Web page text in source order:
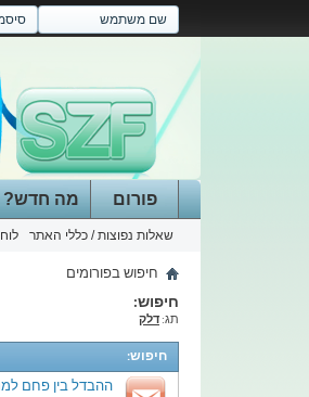
פורום
שאלות נפוצות / כללי האתר
מה חדש?
חיפוש בפורומים
חיפוש:
תג: דלק
חיפוש:
ההבדל בין פחם